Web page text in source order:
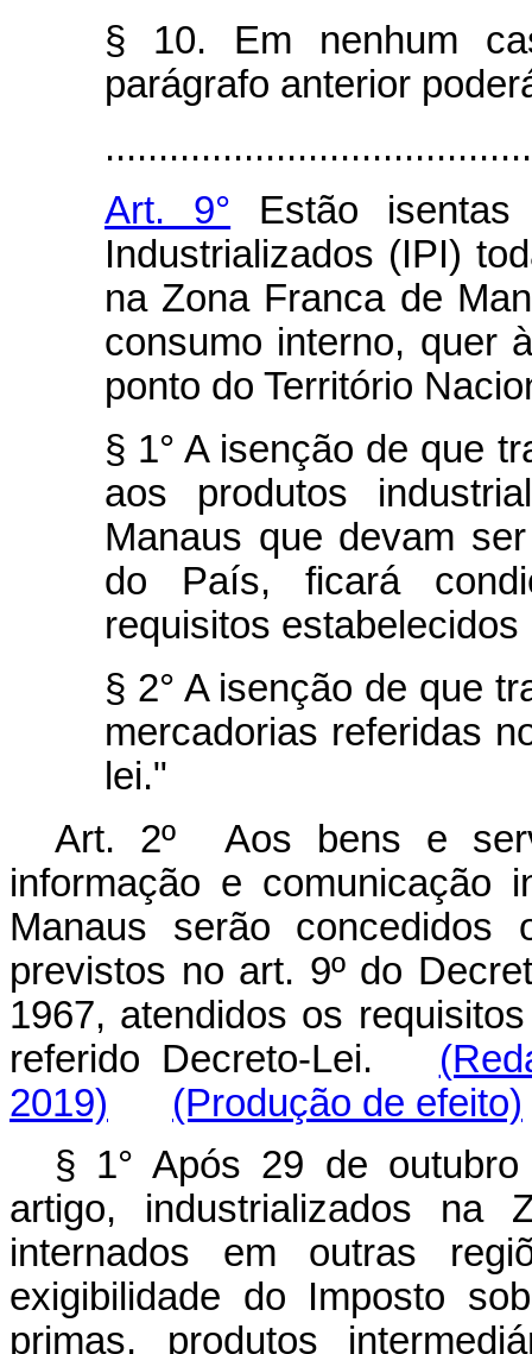
§ 10. Em nenhum
parágrafo anterior
Art. 9° Estão isentas
Industrializados (IPI)
na Zona Franca de
consumo interno, quer
ponto do Território
§ 1° A isenção de que
aos produtos
Manaus que devam
do País, ficará
requisitos
§ 2° A isenção de que
mercadorias referidas
lei."
Art. 2º Aos bens e
informação e comunicação
Manaus serão concedidos
previstos no art. 9º do
1967, atendidos os
referido Decreto-Lei.
2019)
(Produção de efeito)
§ 1° Após 29 de
artigo, industrializados na
internados em outras
exigibilidade do Imposto
primas, produtos